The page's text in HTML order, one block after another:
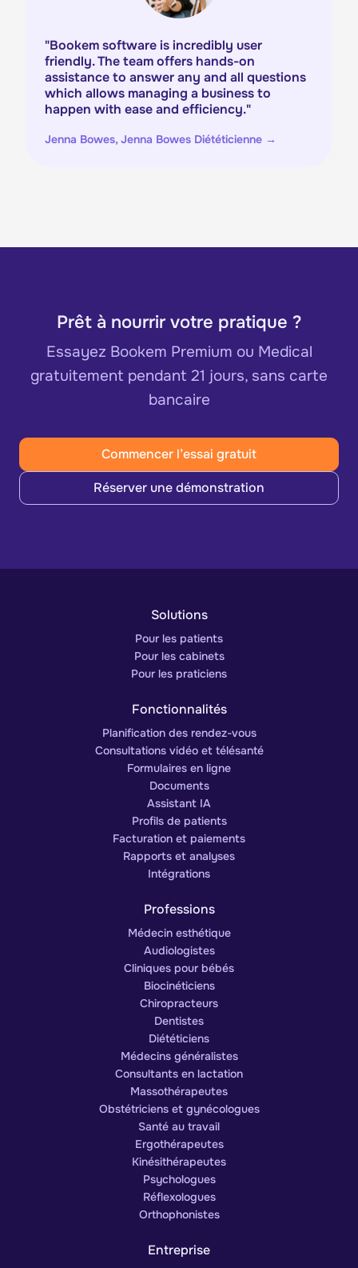
"Bookem software is incredibly user
friendly. The team offers hands-on
assistance to answer any and all questions
which allows managing a business to
happen with ease and efficiency."
Jenna Bowes, Jenna Bowes Diététicienne →
Prêt à nourrir votre pratique ?
Essayez Bookem Premium ou Medical
gratuitement pendant 21 jours, sans carte
bancaire
Commencer l’essai gratuit
Réserver une démonstration
Solutions
Pour les patients
Pour les cabinets
Pour les praticiens
Fonctionnalités
Planification des rendez-vous
Consultations vidéo et télésanté
Formulaires en ligne
Documents
Assistant IA
Profils de patients
Facturation et paiements
Rapports et analyses
Intégrations
Professions
Médecin esthétique
Audiologistes
Cliniques pour bébés
Biocinéticiens
Chiropracteurs
Dentistes
Diététiciens
Médecins généralistes
Consultants en lactation
Massothérapeutes
Obstétriciens et gynécologues
Santé au travail
Ergothérapeutes
Kinésithérapeutes
Psychologues
Réflexologues
Orthophonistes
Entreprise